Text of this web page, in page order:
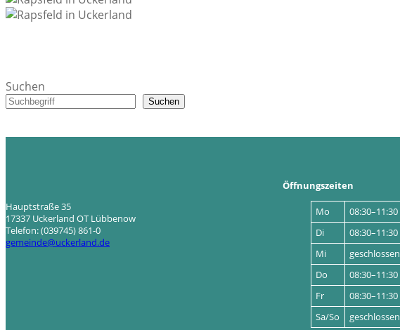
Suchen
Suchen
Hauptstraße 35
17337 Uckerland OT Lübbenow
Telefon: (039745) 861-0
gemeinde@uckerland.de
Öffnungszeiten
Mo
08:30–11:30
Di
08:30–11:30
Mi
geschlossen
Do
08:30–11:30
Fr
08:30–11:30
Sa/So
geschlossen